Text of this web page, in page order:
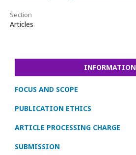
Section
Articles
INFORMATION
FOCUS AND SCOPE
PUBLICATION ETHICS
ARTICLE PROCESSING CHARGE
SUBMISSION